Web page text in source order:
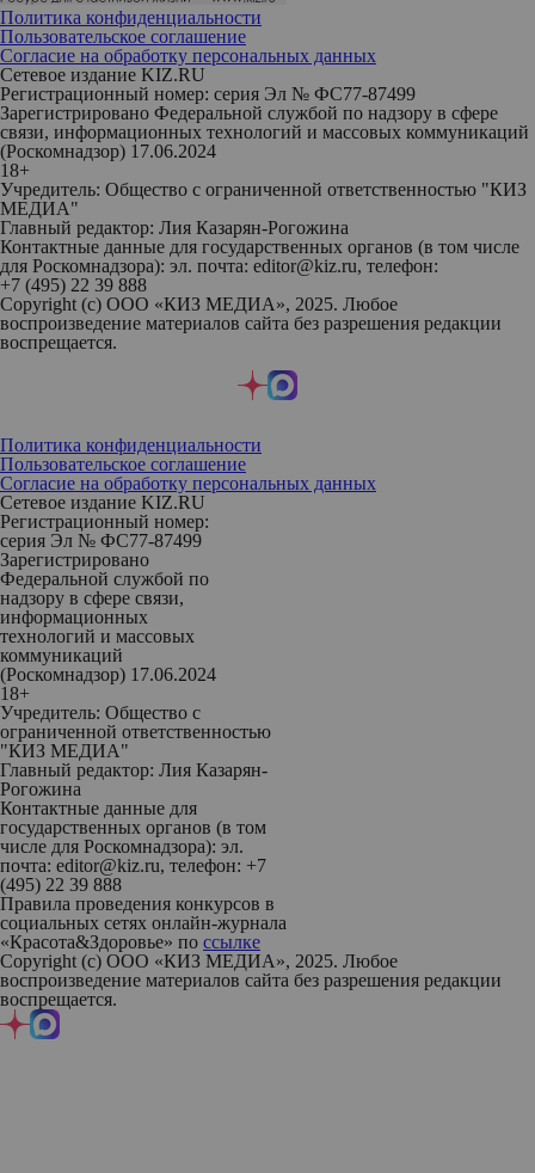
Политика конфиденциальности
Пользовательское соглашение
Согласие на обработку персональных данных
Сетевое издание KIZ.RU
Регистрационный номер: серия Эл № ФС77-87499
Зарегистрировано Федеральной службой по надзору в сфере
связи, информационных технологий и массовых коммуникаций
(Роскомнадзор) 17.06.2024
18+
Учредитель: Общество с ограниченной ответственностью "КИЗ
МЕДИА"
Главный редактор: Лия Казарян-Рогожина
Контактные данные для государственных органов (в том числе
для Роскомнадзора): эл. почта: editor@kiz.ru, телефон:
+7 (495) 22 39 888
Copyright (с) ООО «КИЗ МЕДИА», 2025. Любое
воспроизведение материалов сайта без разрешения редакции
воспрещается.
Политика конфиденциальности
Пользовательское соглашение
Согласие на обработку персональных данных
Сетевое издание KIZ.RU
Регистрационный номер:
серия Эл № ФС77-87499
Зарегистрировано
Федеральной службой по
надзору в сфере связи,
информационных
технологий и массовых
коммуникаций
(Роскомнадзор) 17.06.2024
18+
Учредитель: Общество с
ограниченной ответственностью
"КИЗ МЕДИА"
Главный редактор: Лия Казарян-
Рогожина
Контактные данные для
государственных органов (в том
числе для Роскомнадзора): эл.
почта: editor@kiz.ru, телефон: +7
(495) 22 39 888
Правила проведения конкурсов в
социальных сетях онлайн-журнала
«Красота&Здоровье» по ссылке
Copyright (с) ООО «КИЗ МЕДИА», 2025. Любое
воспроизведение материалов сайта без разрешения редакции
воспрещается.